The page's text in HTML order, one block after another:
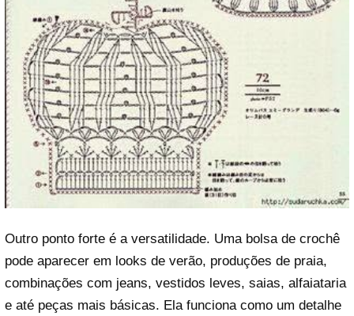
Outro ponto forte é a versatilidade. Uma bolsa de crochê
pode aparecer em looks de verão, produções de praia,
combinações com jeans, vestidos leves, saias, alfaiataria
e até peças mais básicas. Ela funciona como um detalhe